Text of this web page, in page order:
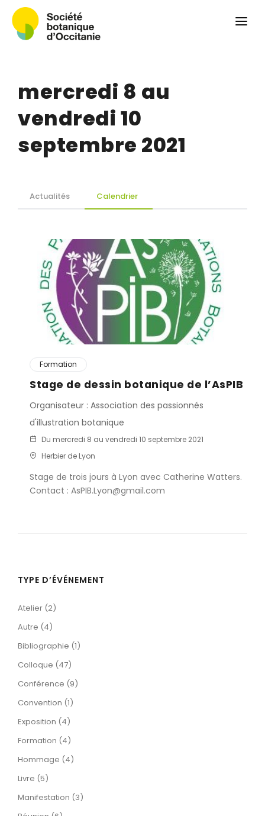
Colloque
Ressources
Contact
mercredi 8 au
vendredi 10
septembre 2021
Actualités Calendrier
Formation
Stage de dessin botanique de l’AsPIB
Organisateur : Association des passionnés
d'illustration botanique
Du mercredi 8 au vendredi 10 septembre 2021
Herbier de Lyon
Stage de trois jours à Lyon avec Catherine Watters.
Contact : AsPIB.Lyon@gmail.com
TYPE D’ÉVÉNEMENT
Atelier (2)
Autre (4)
Bibliographie (1)
Colloque (47)
Conférence (9)
Convention (1)
Exposition (4)
Formation (4)
Hommage (4)
Livre (5)
Manifestation (3)